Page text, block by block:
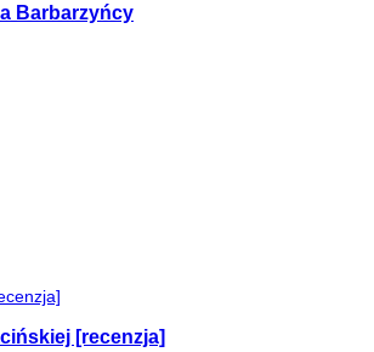
Barbarzyńcy
[recenzja]